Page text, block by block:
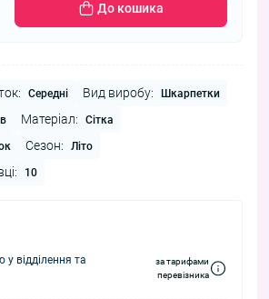
До кошика
Середні Вид виробу: Шкарпетки
Матеріал: Сітка
Сезон: Літо
10
відділення та
за тарифами
перевізника